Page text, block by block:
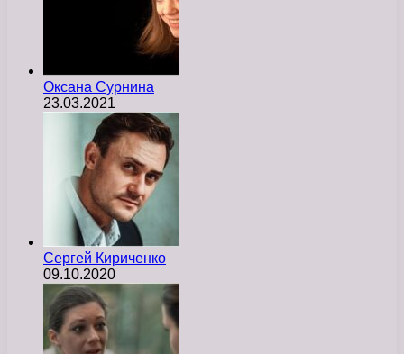
Оксана Сурнина
23.03.2021
Сергей Кириченко
09.10.2020